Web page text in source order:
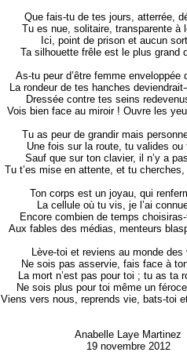
Que fais-tu de tes jours, atterrée,
Tu es nue, solitaire, transparente à
Ici, point de prison et aucun
Ta silhouette frêle est le plus grand
As-tu peur d’être femme enveloppée
La rondeur de tes hanches
Dressée contre tes seins
Vois bien face au miroir ! Ouvre les
Tu as peur de grandir mais
Une fois sur la route, tu valides ou
Sauf que sur ton clavier, il n’y a
Tu t’es mise en attente, et tu
Ton corps est un joyau, qui
La cellule où tu vis, je l’ai
Encore combien de temps
Aux fables des médias, menteurs
Lève-toi et reviens au monde
Ne sois pas asservie, fais face à
La mort n’est pas pour toi ; tu as ta
Ne sois plus pour toi même un
Viens vers nous, reprends vie, bats-toi
Anabelle Laye Martinez
19 novembre 2012